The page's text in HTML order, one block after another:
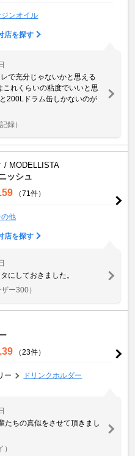
ジンオイル
店を探す
で充分じゃないかと思える
れくらいの粘度でいいと思
200Lドラム缶しかないのが
録）
/ MODELLISTA
ッシュ
（71件）
の他
店を探す
にしておきました。
ー300）
（23件）
ー ドリンクホルダー
ちの真似をさせて頂きまし